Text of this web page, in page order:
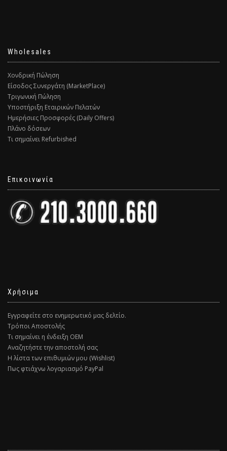
Wholesales
Χονδρική Πώληση
Είσοδος Συνεργάτη (MarketPlace)
Τριγωνική Πώληση
Υποστήριξη Εταιρικών Πελατών
Ημερήσιες Προσφορές (Daily Offers)
Πλάνο δόσεων
Τι σημαίνει Refurbished
Επικοινωνία
Χρήσιμα
Εγγραφείτε στο ενημερωτικό μας δελτίο.
Τρόποι Αποστολής
Τι σημαίνει η ένδειξη ΟΕΜ
Αναζητήστε την αποστολή σας
Η λίστα των επιθυμιών μου (Wishlist)
Πως φτιάχνω λογαριασμό PayPal